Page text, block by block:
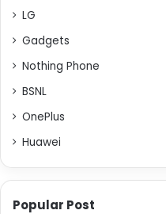
LG
Gadgets
Nothing Phone
BSNL
OnePlus
Huawei
Popular Post